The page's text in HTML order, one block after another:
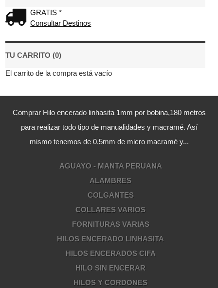
GRATIS *
Consultar Destinos
TU CARRITO (0)
El carrito de la compra está vacío
Comprar Hilo encerado linhasita 1mm por bobina,180 metros
para realizar todo tipo de manualidades y macramé. Así
mismo tenemos de 0,5mm de micro macramé y...
AGUAYO - MANTA PERUANA
ALAMBRES
COLGANTES
COLLARES VARIOS
FORNITURAS VARIAS
HILOS ENCERADO LINHASITA
HILOS ENCERADOS CIFA
HILO SIN ENCERAR
HILOS Y CORDONES